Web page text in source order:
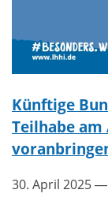
Künftige
Teilhabe
30. April 2025—